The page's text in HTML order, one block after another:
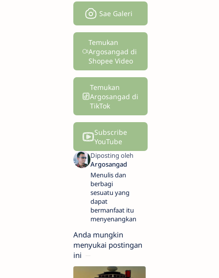
Sae Galeri
Temukan
Argosangad di
Shopee Video
Temukan
Argosangad di
TikTok
Subscribe
YouTube
Menulis dan
berbagi
sesuatu yang
dapat
bermanfaat itu
menyenangkan.
Anda mungkin
menyukai postingan
ini